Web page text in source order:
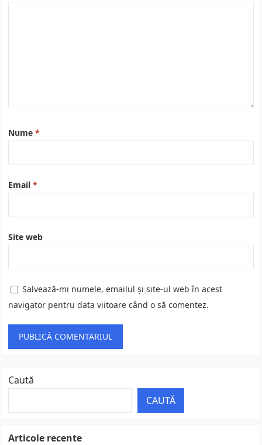
Nume*
Email*
Site web
Salvează-mi numele, emailul și site-ul web în acest
navigator pentru data viitoare când o să comentez.
Caută
CAUTĂ
Articole recente